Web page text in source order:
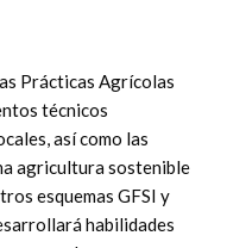
Prácticas Agrícolas
técnicos
así como las
agricultura sostenible
esquemas GFSI y
habilidades